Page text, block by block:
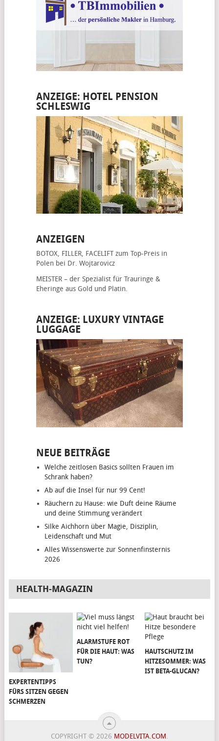
ANZEIGE: HOTEL PENSION
SCHLESWIG
ANZEIGEN
BOTOX, FILLER, FACELIFTzum Top-Preis in
Polen bei Dr. Wojtarovicz
MEISTER – der Spezialist für Trauringe &
Eheringe aus Gold und Platin.
ANZEIGE: LUXURY VINTAGE
LUGGAGE
NEUE BEITRÄGE
Welche zeitlosen Basics sollten Frauen im
Schrank haben?
Ab auf die Insel für nur 99 Cent!
Räuchern zu Hause: wie Duft deine Räume
und deine Stimmung verändert
Silke Aichhorn über Magie, Disziplin,
Leidenschaft und Mut
Alles Wissenswerte zur Sonnenfinsternis
2026
HEALTH-MAGAZIN
EXPERTENTIPPS
FÜRS SITZEN GEGEN
SCHMERZEN
ALARMSTUFE ROT
FÜR DIE HAUT: WAS
TUN?
HAUTSCHUTZ IM
HITZESOMMER: WAS
IST BETA-GLUCAN?
COPYRIGHT © 2026 MODELVITA.COM.